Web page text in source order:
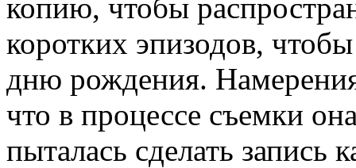
копию, чтобы
коротких эпизодов,
дню рождения.
что в процессе съемки
пыталась сделать